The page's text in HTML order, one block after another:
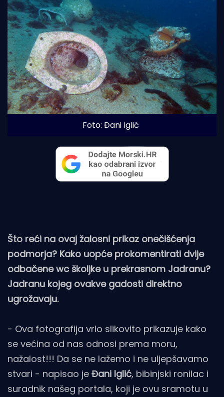
Foto: Đani Iglić
Što reći na ovaj žalosni prikaz onečišćenja
podmorja? Kako uopće prokomentirati dvije
odbačene wc školjke u prekrasnom Jadranu?
Jadranu kojeg ovakve gadosti direktno
ugrožavaju.
- Ova fotografija vrlo slikovito prikazuje kako
se većina od nas odnosi prema moru,
nažalost!!! Da se ne lažemo i ne uljepšavamo
stvari - napisao je Đani Iglić, bibinjski ronilac i
suradnik našeg portala, koji je ovu sramotu u